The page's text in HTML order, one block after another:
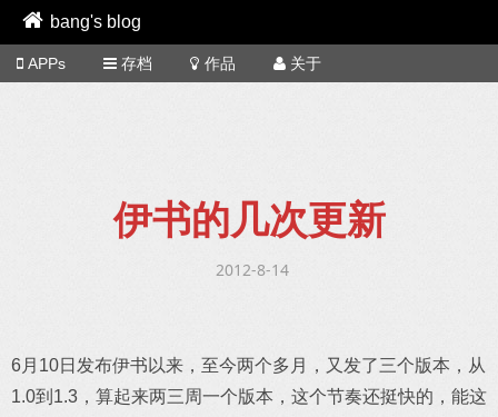
bang's blog
APPs 存档 作品 关于
伊书的几次更新
2012-8-14
6月10日发布伊书以来，至今两个多月，又发了三个版本，从
1.0到1.3，算起来两三周一个版本，这个节奏还挺快的，能这